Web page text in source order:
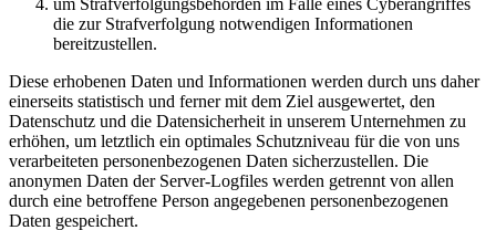
um Strafverfolgungsbehörden im Falle eines Cyberangriffes
die zur Strafverfolgung notwendigen Informationen
bereitzustellen.
Diese erhobenen Daten und Informationen werden durch uns daher
einerseits statistisch und ferner mit dem Ziel ausgewertet, den
Datenschutz und die Datensicherheit in unserem Unternehmen zu
erhöhen, um letztlich ein optimales Schutzniveau für die von uns
verarbeiteten personenbezogenen Daten sicherzustellen. Die
anonymen Daten der Server-Logfiles werden getrennt von allen
durch eine betroffene Person angegebenen personenbezogenen
Daten gespeichert.